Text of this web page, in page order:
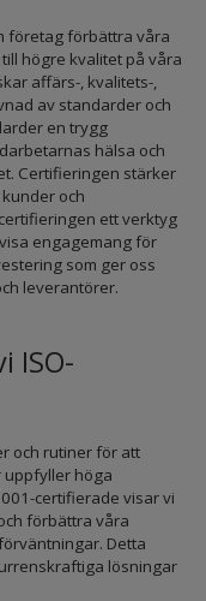
företag förbättra våra
högre kvalitet på våra
affärs-, kvalitets-,
av standarder och
en trygg
hälsa och
Certifieringen stärker
och
ett verktyg
engagemang för
som ger oss
leverantörer.
ISO-
och rutiner för att
uppfyller höga
certifierade visar vi
förbättra våra
Detta
lösningar